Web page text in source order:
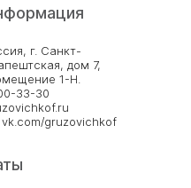
г. Санкт-
дом 7,
1-Н.
33-30
gruzovichkof